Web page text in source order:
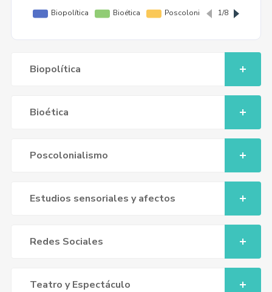
Biopolítica
Bioética
Poscolonialismo
Estudios sensoriales y afectos
Redes Sociales
Teatro y Espectáculo